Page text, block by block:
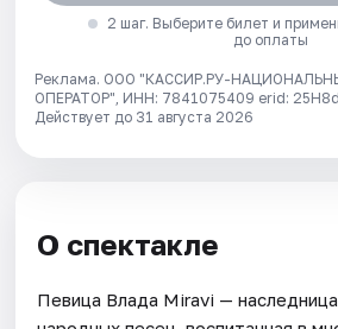
2 шаг. Выберите билет и
до оплаты
Реклама. ООО "КАССИР.РУ-
ОПЕРАТОР", ИНН: 7841075409 erid:
Действует до 31 августа 2026
О спектакле
Певица Влада Miravi — наследница